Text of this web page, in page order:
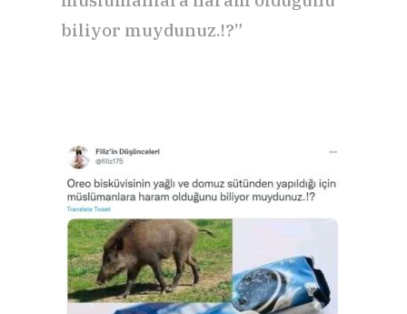
biliyor muydunuz.!?”